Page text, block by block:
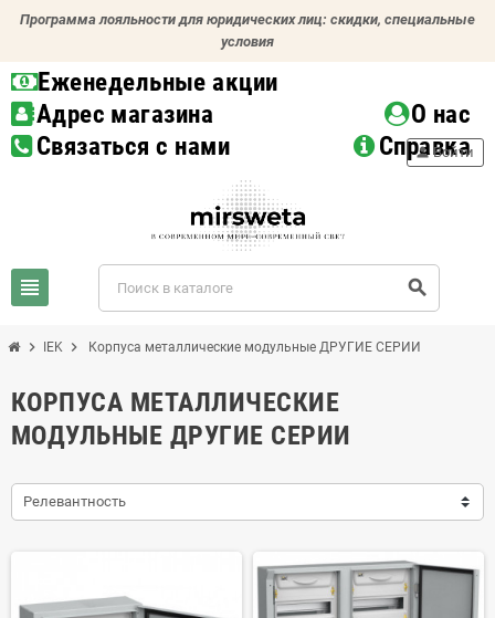
Программа лояльности для юридических лиц: скидки, специальные
условия
Еженедельные акции
Адрес магазина
О нас
Связаться с нами
Справка
view_headline search
person Войти
chevron_right IEK chevron_right Корпуса металлические модульные ДРУГИЕ СЕРИИ
КОРПУСА МЕТАЛЛИЧЕСКИЕ
МОДУЛЬНЫЕ ДРУГИЕ СЕРИИ
Релевантность